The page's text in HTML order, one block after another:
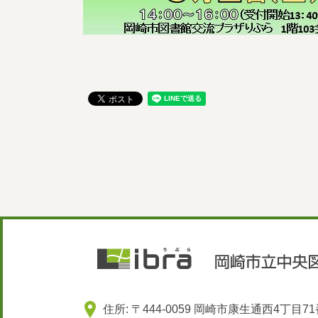
住所: 〒444-0059 岡崎市康生通西4丁目71